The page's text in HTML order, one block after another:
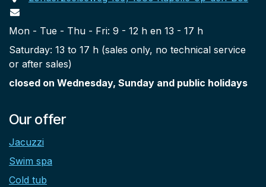
Mon - Tue - Thu - Fri: 9 - 12 h en 13 - 17 h
Saturday: 13 to 17 h (sales only, no technical service
or after sales)
closed on Wednesday, Sunday and public holidays
Our offer
Jacuzzi
Swim spa
Cold tub